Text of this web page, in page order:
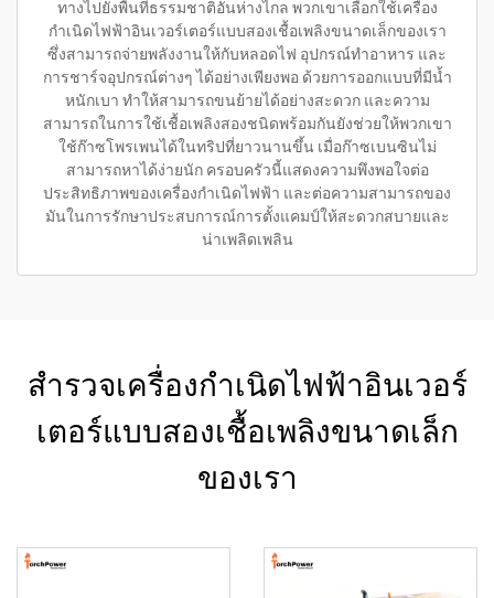
ทางไปยังพื้นที่ธรรมชาติอันห่างไกล พวกเขาเลือกใช้เครื่อง
กำเนิดไฟฟ้าอินเวอร์เตอร์แบบสองเชื้อเพลิงขนาดเล็กของเรา
ซึ่งสามารถจ่ายพลังงานให้กับหลอดไฟ อุปกรณ์ทำอาหาร และ
การชาร์จอุปกรณ์ต่างๆ ได้อย่างเพียงพอ ด้วยการออกแบบที่มีน้ำ
หนักเบา ทำให้สามารถขนย้ายได้อย่างสะดวก และความ
สามารถในการใช้เชื้อเพลิงสองชนิดพร้อมกันยังช่วยให้พวกเขา
ใช้ก๊าซโพรเพนได้ในทริปที่ยาวนานขึ้น เมื่อก๊าซเบนซินไม่
สามารถหาได้ง่ายนัก ครอบครัวนี้แสดงความพึงพอใจต่อ
ประสิทธิภาพของเครื่องกำเนิดไฟฟ้า และต่อความสามารถของ
มันในการรักษาประสบการณ์การตั้งแคมป์ให้สะดวกสบายและ
น่าเพลิดเพลิน
สำรวจเครื่องกำเนิดไฟฟ้าอินเวอร์
เตอร์แบบสองเชื้อเพลิงขนาดเล็ก
ของเรา